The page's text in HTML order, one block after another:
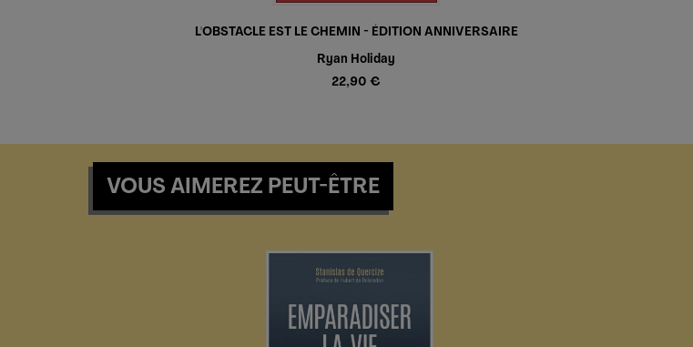
L'OBSTACLE EST LE CHEMIN - ÉDITION ANNIVERSAIRE
Ryan Holiday
22,90 €
VOUS AIMEREZ PEUT-ÊTRE